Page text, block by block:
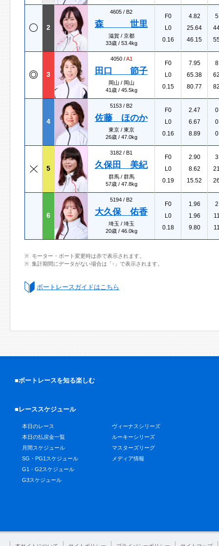
2
4605 / B2
森 世里
滋賀 / 京都
33歳 / 53.4kg
F0
L0
0.16
4.82
25.64
46.15
3
4050 /A1
田口 節子
岡山 / 岡山
41歳 / 45.5kg
F0
L0
0.15
7.95
65.38
80.77
4
5153 / B2
佐藤 ほのか
東京 / 東京
26歳 / 47.0kg
F0
L0
0.16
2.47
6.67
8.89
5
3182 / B1
久保田 美紀
群馬 / 群馬
57歳 / 47.8kg
F0
L0
0.19
2.90
8.62
15.52
6
5194 / B2
大久保 佑香
埼玉 / 埼玉
20歳 / 46.0kg
F0
L0
0.18
1.96
1.96
9.80
モーター・ボート変更時は赤で表示されます。
集計期間にデータがない場合は「-」で表示されます。
ボートレースガイドはこちら
■ボートレースを知る楽しむ
■レーススケジュール
本日のレース
本日の払戻金一覧
月間スケジュール
SG・PG1スケジュール
G1・G2スケジュール
G3スケジュール
ヴィーナスシリーズ
ルーキーシリーズ
マスターズリーグ
メディア情報